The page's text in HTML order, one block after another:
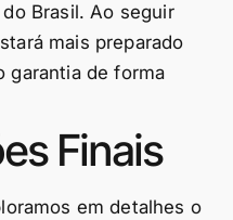
Brasil. Ao seguir
mais preparado
garantia de forma
Finais
em detalhes o